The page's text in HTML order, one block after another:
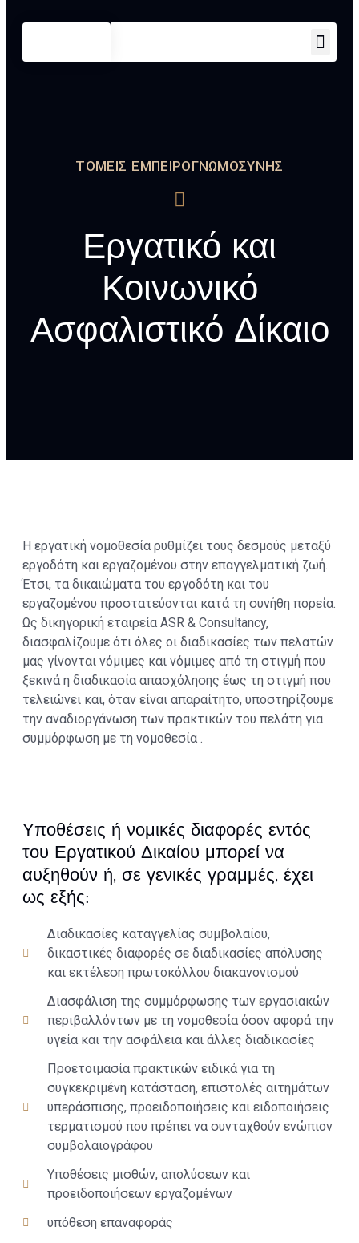
ΤΟΜΕΊΣ ΕΜΠΕΙΡΟΓΝΩΜΟΣΎΝΗΣ
Εργατικό και
Κοινωνικό
Ασφαλιστικό Δίκαιο
Η εργατική νομοθεσία ρυθμίζει τους δεσμούς μεταξύ
εργοδότη και εργαζομένου στην επαγγελματική ζωή.
Έτσι, τα δικαιώματα του εργοδότη και του
εργαζομένου προστατεύονται κατά τη συνήθη πορεία.
Ως δικηγορική εταιρεία ASR & Consultancy,
διασφαλίζουμε ότι όλες οι διαδικασίες των πελατών
μας γίνονται νόμιμες και νόμιμες από τη στιγμή που
ξεκινά η διαδικασία απασχόλησης έως τη στιγμή που
τελειώνει και, όταν είναι απαραίτητο, υποστηρίζουμε
την αναδιοργάνωση των πρακτικών του πελάτη για
συμμόρφωση με τη νομοθεσία .
Υποθέσεις ή νομικές διαφορές εντός
του Εργατικού Δικαίου μπορεί να
αυξηθούν ή, σε γενικές γραμμές, έχει
ως εξής:
Διαδικασίες καταγγελίας συμβολαίου,
δικαστικές διαφορές σε διαδικασίες απόλυσης
και εκτέλεση πρωτοκόλλου διακανονισμού
Διασφάλιση της συμμόρφωσης των εργασιακών
περιβαλλόντων με τη νομοθεσία όσον αφορά την
υγεία και την ασφάλεια και άλλες διαδικασίες
Προετοιμασία πρακτικών ειδικά για τη
συγκεκριμένη κατάσταση, επιστολές αιτημάτων
υπεράσπισης, προειδοποιήσεις και ειδοποιήσεις
τερματισμού που πρέπει να συνταχθούν ενώπιον
συμβολαιογράφου
Υποθέσεις μισθών, απολύσεων και
προειδοποιήσεων εργαζομένων
υπόθεση επαναφοράς